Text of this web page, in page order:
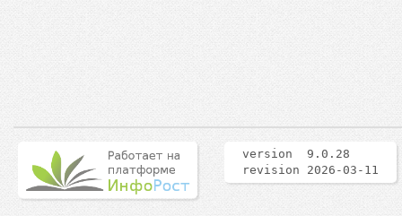
version 9.0.28
revision 2026-03-11